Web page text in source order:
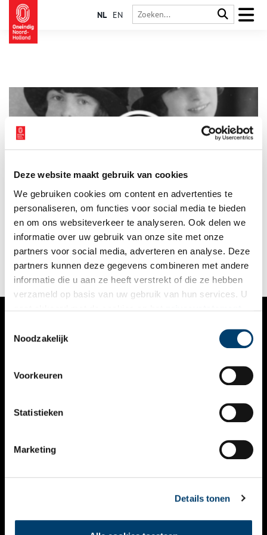
Deze website maakt gebruik van cookies
We gebruiken cookies om content en advertenties te
personaliseren, om functies voor social media te bieden
en om ons websiteverkeer te analyseren. Ook delen we
informatie over uw gebruik van onze site met onze
partners voor social media, adverteren en analyse. Deze
partners kunnen deze gegevens combineren met andere
informatie die u aan ze heeft verstrekt of die ze hebben
verzameld op basis van uw gebruik van hun services. U
Noodzakelijk
Voorkeuren
Statistieken
Marketing
Details tonen
NL EN
Dit jaar bestaat de Historische Vereniging Alkmaar honderd
jaar. Honderd jaar, dat is nogal wat. Een goede reden om even
stil te staan en naar de toekomst te kijken. Want er is in
honderd jaar het een en ander veranderd. Voorzitter Ruud
Roemer blikt terug en vertelt over de nieuwe plannen.
2 min
VERHALEN
KALENDER
THEMA’S
VIDEO’S
CONTACT